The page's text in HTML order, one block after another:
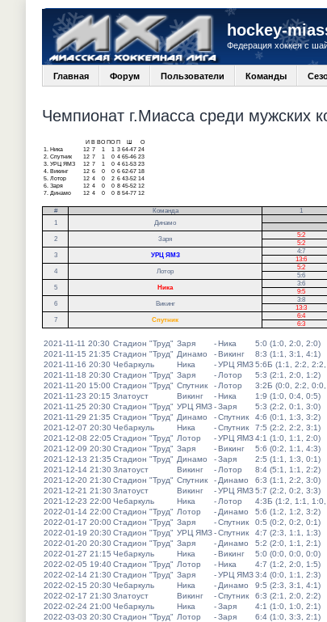
hockey-
Федерация хоккея с
Главная Форум Пользователи Команды
Чемпионат г.Миасса среди мужских
И В ВО ПО П
О
1.
Ника 12 7 1 1 3 64-47 24
2. Спутник 12 7 1 0 4 65-46 23
3. УРЦ ЯМЗ 12 7 1 0 4 61-53 23
4.
Викинг 12 6 0 0 6 62-67 18
5. Лотор 12 4 0 2 6 43-52 14
6. Заря 12 4 0 0 8 45-52 12
7.
Динамо 12 4 0 0 8 54-77 12
# Команда 1
1
Динамо
2
Заря
5:2
5:2
3
УРЦ ЯМЗ
4:7
13:6
4
Лотор
5:2
5:6
5
Ника
3:6
9:5
6
Викинг
3:8
13:3
7
Спутник
6:4
6:3
2021-11-11 20:30 Стадион "Труд" Заря -Ника
5:0 (1:0, 2:0, 2:0)
2021-11-15 21:35 Стадион "Труд" Динамо -Викинг
8:3 (1:1, 3:1, 4:1)
2021-11-16 20:30 Чебаркуль Ника -УРЦ ЯМЗ5:6Б (1:1, 2:2,
2021-11-18 20:30 Стадион "Труд" Заря - Лотор
5:3 (2:1, 2:0, 1:2)
2021-11-20 15:00 Стадион "Труд" Спутник - Лотор
3:2Б (0:0, 2:2,
2021-11-23 20:15 Златоуст Викинг -Ника
1:9 (1:0, 0:4, 0:5)
2021-11-25 20:30 Стадион "Труд" УРЦ ЯМЗ-Заря
5:3 (2:2, 0:1, 3:0)
2021-11-29 21:35 Стадион "Труд" Динамо -Спутник
4:6 (0:1, 1:3, 3:2)
2021-12-07 20:30Чебаркуль Ника -Спутник
7:5 (2:2, 2:2, 3:1)
2021-12-08 22:05 Стадион "Труд" Лотор -УРЦ ЯМЗ4:1 (1:0, 1:1, 2:0)
2021-12-09 20:30Стадион "Труд" Заря -Викинг
5:6 (0:2, 1:1, 4:3)
2021-12-13 21:35 Стадион "Труд" Динамо -Заря
2:5 (1:1, 1:3, 0:1)
2021-12-14 21:30Златоуст Викинг - Лотор
8:4 (5:1, 1:1, 2:2)
2021-12-20 21:30Стадион "Труд" Спутник - Динамо
6:3 (1:1, 2:2, 3:0)
2021-12-21 21:30Златоуст Викинг -УРЦ ЯМЗ5:7 (2:2, 0:2, 3:3)
2021-12-23 22:00Чебаркуль Ника - Лотор
4:3Б (1:2, 1:1,
2022-01-14 22:00Стадион "Труд" Лотор - Динамо
5:6 (1:2, 1:2, 3:2)
2022-01-17 20:00Стадион "Труд" Заря -Спутник
0:5 (0:2, 0:2, 0:1)
2022-01-19 20:30Стадион "Труд" УРЦ ЯМЗ-Спутник
4:7 (2:3, 1:1, 1:3)
2022-01-20 20:30Стадион "Труд" Заря - Динамо
5:2 (2:0, 1:1, 2:1)
2022-01-27 21:15 Чебаркуль Ника -Викинг 5:0 (0:0, 0:0, 0:0)
2022-02-05 19:40Стадион "Труд" Лотор -Ника
4:7 (1:2, 2:0, 1:5)
2022-02-14 21:30Стадион "Труд" Заря -УРЦ ЯМЗ3:4 (0:0, 1:1, 2:3)
2022-02-15 20:30Чебаркуль Ника - Динамо
9:5 (2:3, 3:1, 4:1)
2022-02-17 21:30Златоуст Викинг -Спутник
6:3 (2:1, 2:0, 2:2)
2022-02-24 21:00Чебаркуль Ника -Заря
4:1 (1:0, 1:0, 2:1)
2022-03-03 20:30Стадион "Труд" Лотор -Заря
6:4 (1:0, 3:3, 2:1)